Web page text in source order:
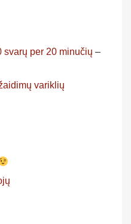
svarų per 20 minučių –
variklių